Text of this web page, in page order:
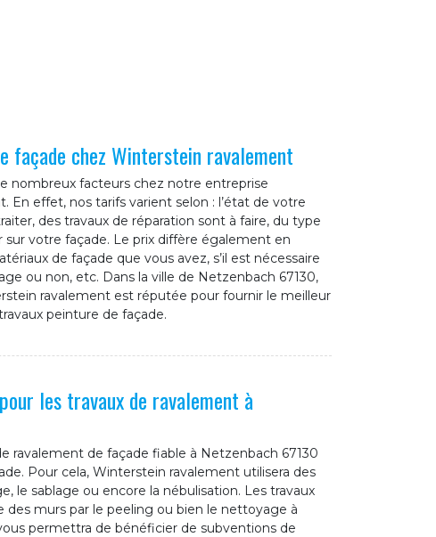
façade chez Winterstein ravalement
nombreux facteurs chez notre entreprise
En effet, nos tarifs varient selon : l’état de votre
des travaux de réparation sont à faire, du type
sur votre façade. Le prix diffère également en
de façade que vous avez, s’il est nécessaire
ou non, etc. Dans la ville de Netzenbach 67130,
ravalement est réputée pour fournir le meilleur
peinture de façade.
les travaux de ravalement à
ravalement de façade fiable à Netzenbach 67130
Pour cela, Winterstein ravalement utilisera des
le sablage ou encore la nébulisation. Les travaux
murs par le peeling ou bien le nettoyage à
permettra de bénéficier de subventions de